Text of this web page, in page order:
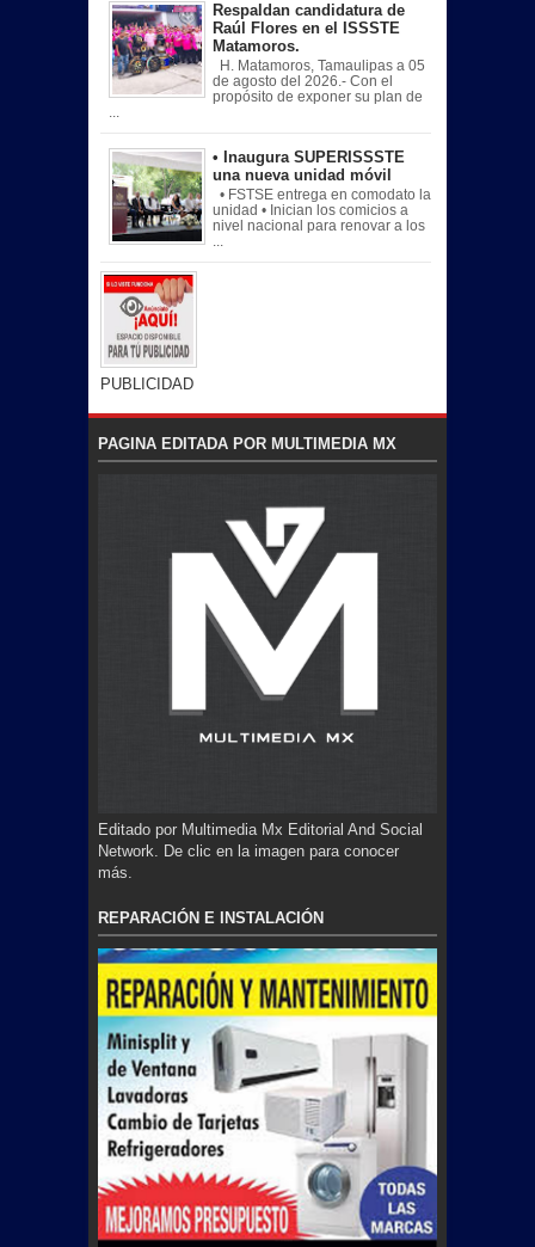
Respaldan candidatura de
Raúl Flores en el ISSSTE
Matamoros.
H. Matamoros, Tamaulipas a 05
de agosto del 2026.- Con el
propósito de exponer su plan de
• Inaugura SUPERISSSTE
una nueva unidad móvil
• FSTSE entrega en comodato la
unidad • Inician los comicios a
nivel nacional para renovar a los
PUBLICIDAD
PAGINA EDITADA POR MULTIMEDIA MX
Editado por Multimedia Mx Editorial And Social
Network. De clic en la imagen para conocer
más.
REPARACIÓN E INSTALACIÓN